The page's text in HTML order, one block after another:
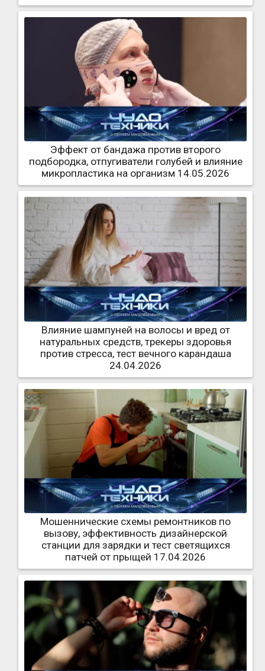
Эффект от бандажа против второго
подбородка, отпугиватели голубей и влияние
микропластика на организм 14.05.2026
Влияние шампуней на волосы и вред от
натуральных средств, трекеры здоровья
против стресса, тест вечного карандаша
24.04.2026
Мошеннические схемы ремонтников по
вызову, эффективность дизайнерской
станции для зарядки и тест светящихся
патчей от прыщей 17.04.2026